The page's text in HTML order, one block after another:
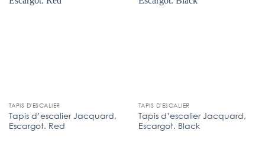
TAPIS D'ESCALIER
Tapis d’escalier Jacquard,
Escargot. Red
TAPIS D'ESCALIER
Tapis d’escalier Jacquard,
Escargot. Black